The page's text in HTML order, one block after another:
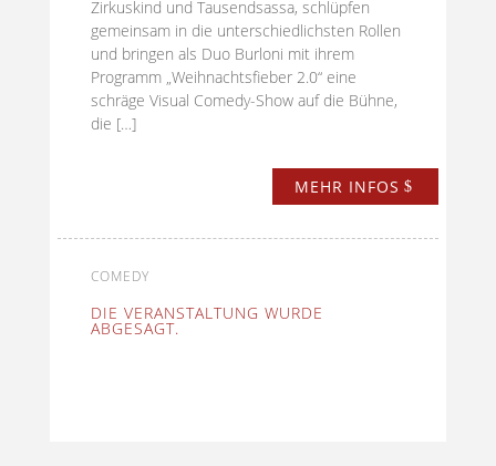
Zirkuskind und Tausendsassa, schlüpfen
gemeinsam in die unterschiedlichsten Rollen
und bringen als Duo Burloni mit ihrem
Programm „Weihnachtsfieber 2.0“ eine
schräge Visual Comedy-Show auf die Bühne,
die […]
MEHR INFOS
COMEDY
DIE VERANSTALTUNG WURDE
ABGESAGT.